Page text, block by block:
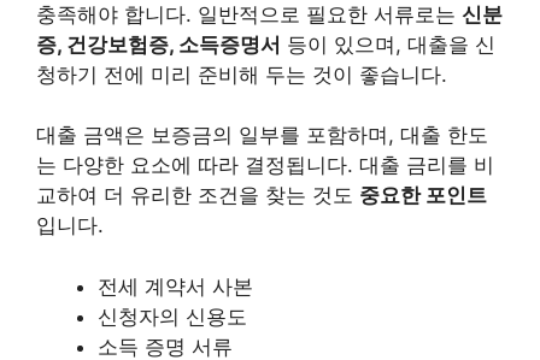
충족해야 합니다. 일반적으로 필요한 서류로는 신분
증, 건강보험증, 소득증명서 등이 있으며, 대출을 신
청하기 전에 미리 준비해 두는 것이 좋습니다.
대출 금액은 보증금의 일부를 포함하며, 대출 한도
는 다양한 요소에 따라 결정됩니다. 대출 금리를 비
교하여 더 유리한 조건을 찾는 것도 중요한 포인트
입니다.
전세 계약서 사본
신청자의 신용도
소득 증명 서류